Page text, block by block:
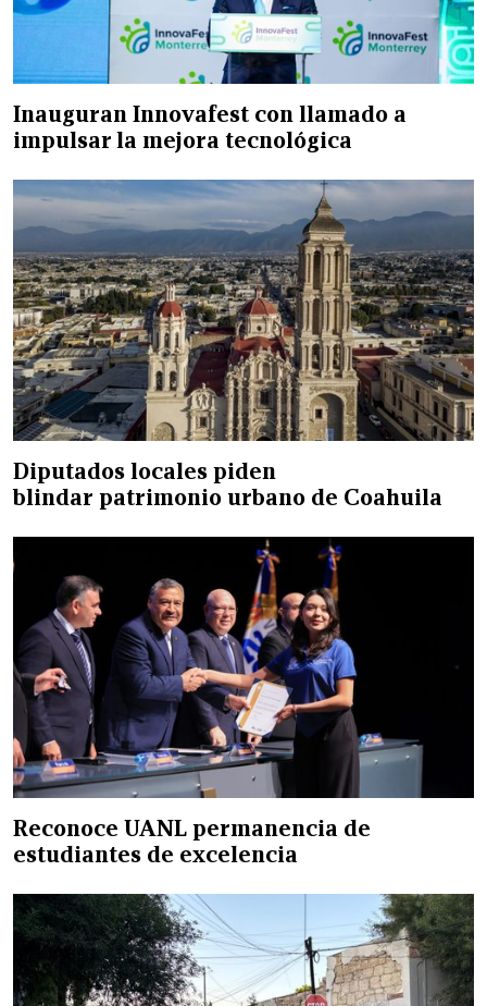
Inauguran Innovafest con llamado a
impulsar la mejora tecnológica
Diputados locales piden
blindar patrimonio urbano de Coahuila
Reconoce UANL permanencia de
estudiantes de excelencia